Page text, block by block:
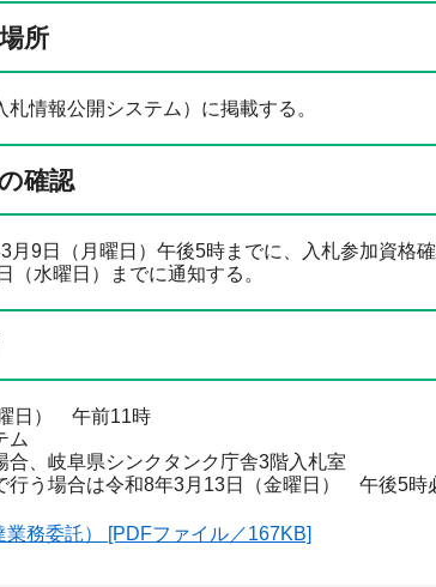
所
情報公開システム）に掲載する。
確認
月9日（月曜日）午後5時までに、入札参加資格
（水曜日）までに通知する。
日） 午前11時
ム
岐阜県シンクタンク庁舎3階入札室
行う場合は令和8年3月13日（金曜日） 午後5時
業務委託） [PDFファイル／167KB]